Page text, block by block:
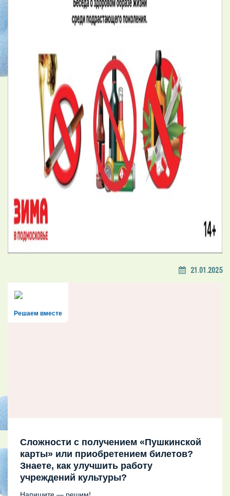
21.01.2025
Решаем вместе
Сложности с получением «Пушкинской
карты» или приобретением билетов?
Знаете, как улучшить работу
учреждений культуры?
Напишите — решим!